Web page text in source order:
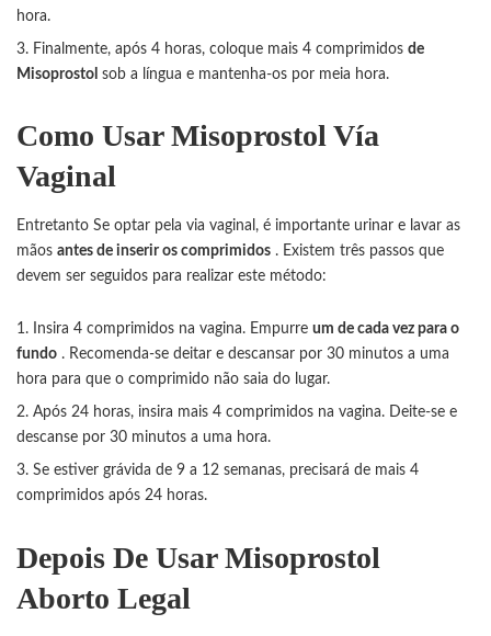
hora.
Finalmente, após 4 horas, coloque mais 4 comprimidos de
Misoprostol sob a língua e mantenha-os por meia hora.
Como Usar Misoprostol Vía
Vaginal
Entretanto Se optar pela via vaginal, é importante urinar e lavar as
mãos antes de inserir os comprimidos . Existem três passos que
devem ser seguidos para realizar este método:
Insira 4 comprimidos na vagina. Empurre um de cada vez para o
fundo . Recomenda-se deitar e descansar por 30 minutos a uma
hora para que o comprimido não saia do lugar.
Após 24 horas, insira mais 4 comprimidos na vagina. Deite-se e
descanse por 30 minutos a uma hora.
Se estiver grávida de 9 a 12 semanas, precisará de mais 4
comprimidos após 24 horas.
Depois De Usar Misoprostol
Aborto Legal